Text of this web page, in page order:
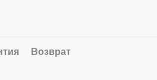
Возврат